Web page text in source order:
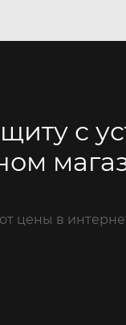
с
цены в